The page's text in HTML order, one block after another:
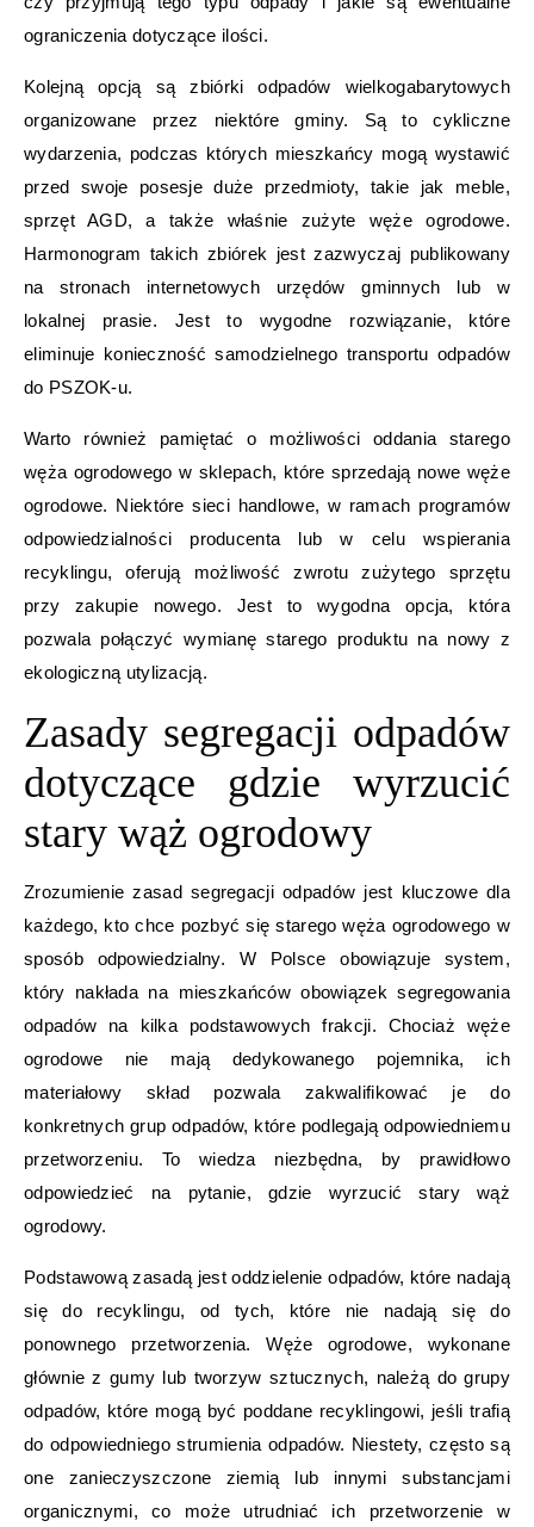
ograniczenia dotyczące ilości.
Kolejną opcją są zbiórki odpadów wielkogabarytowych
organizowane przez niektóre gminy. Są to cykliczne
wydarzenia, podczas których mieszkańcy mogą wystawić
przed swoje posesje duże przedmioty, takie jak meble,
sprzęt AGD, a także właśnie zużyte węże ogrodowe.
Harmonogram takich zbiórek jest zazwyczaj publikowany
na stronach internetowych urzędów gminnych lub w
lokalnej prasie. Jest to wygodne rozwiązanie, które
eliminuje konieczność samodzielnego transportu odpadów
do PSZOK-u.
Warto również pamiętać o możliwości oddania starego
węża ogrodowego w sklepach, które sprzedają nowe węże
ogrodowe. Niektóre sieci handlowe, w ramach programów
odpowiedzialności producenta lub w celu wspierania
recyklingu, oferują możliwość zwrotu zużytego sprzętu
przy zakupie nowego. Jest to wygodna opcja, która
pozwala połączyć wymianę starego produktu na nowy z
ekologiczną utylizacją.
Zasady segregacji odpadów
dotyczące gdzie wyrzucić
stary wąż ogrodowy
Zrozumienie zasad segregacji odpadów jest kluczowe dla
każdego, kto chce pozbyć się starego węża ogrodowego w
sposób odpowiedzialny. W Polsce obowiązuje system,
który nakłada na mieszkańców obowiązek segregowania
odpadów na kilka podstawowych frakcji. Chociaż węże
ogrodowe nie mają dedykowanego pojemnika, ich
materiałowy skład pozwala zakwalifikować je do
konkretnych grup odpadów, które podlegają odpowiedniemu
przetworzeniu. To wiedza niezbędna, by prawidłowo
odpowiedzieć na pytanie, gdzie wyrzucić stary wąż
ogrodowy.
Podstawową zasadą jest oddzielenie odpadów, które nadają
się do recyklingu, od tych, które nie nadają się do
ponownego przetworzenia. Węże ogrodowe, wykonane
głównie z gumy lub tworzyw sztucznych, należą do grupy
odpadów, które mogą być poddane recyklingowi, jeśli trafią
do odpowiedniego strumienia odpadów. Niestety, często są
one zanieczyszczone ziemią lub innymi substancjami
organicznymi, co może utrudniać ich przetworzenie w